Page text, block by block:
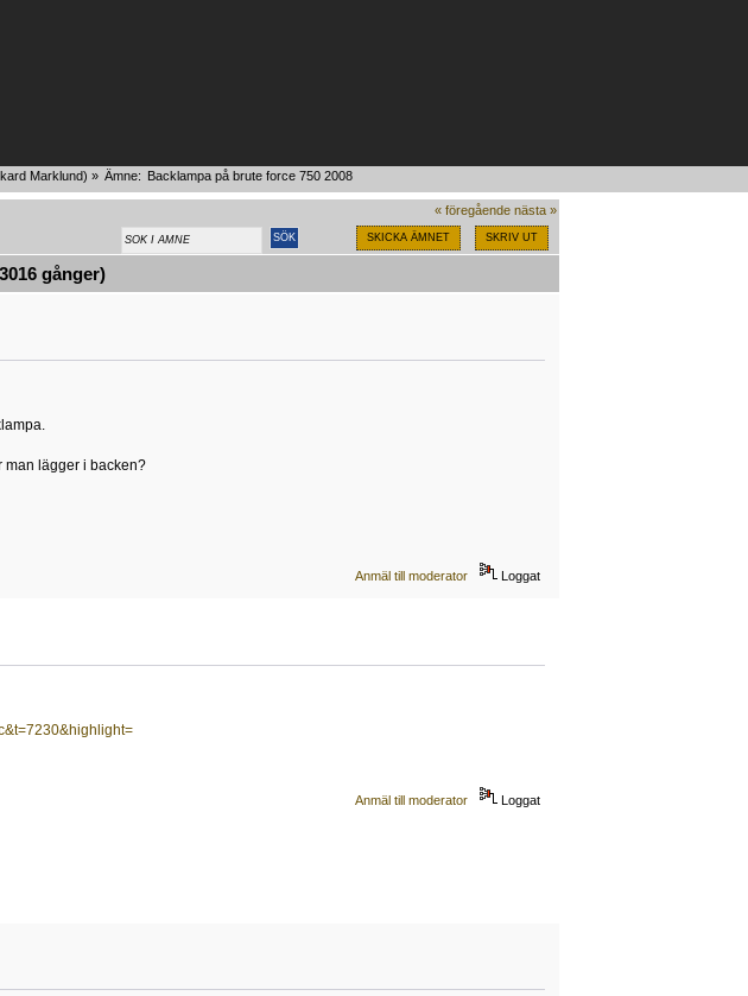
Marklund) » Ämne: Backlampa på brute force 750 2008
« föregående nästa »
SKICKA ÄMNET SKRIV UT
gånger)
man lägger i backen?
Anmäl till moderator Loggat
Anmäl till moderator Loggat